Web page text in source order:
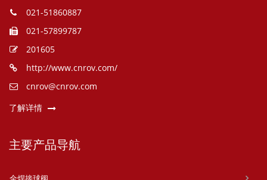
021-51860887
021-57899787
201605
http://www.cnrov.com/
cnrov@cnrov.com
了解详情
主要产品导航